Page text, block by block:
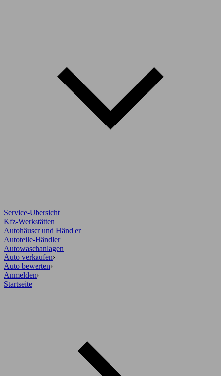
Service-Übersicht
Kfz-Werkstätten
Autohäuser und Händler
Autoteile-Händler
Autowaschanlagen
Auto verkaufen›
Auto bewerten›
Anmelden›
Startseite